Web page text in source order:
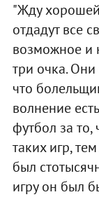
"Жду хорошей
отдадут все
возможное и
три очка.
что
волнение
футбол за то,
таких игр,
был
игру он был